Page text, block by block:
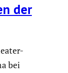
der
bei